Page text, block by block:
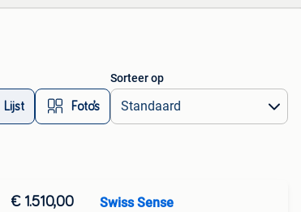
Lijst Foto’s
Sorteer op
€ 1.510,00 Swiss Sense